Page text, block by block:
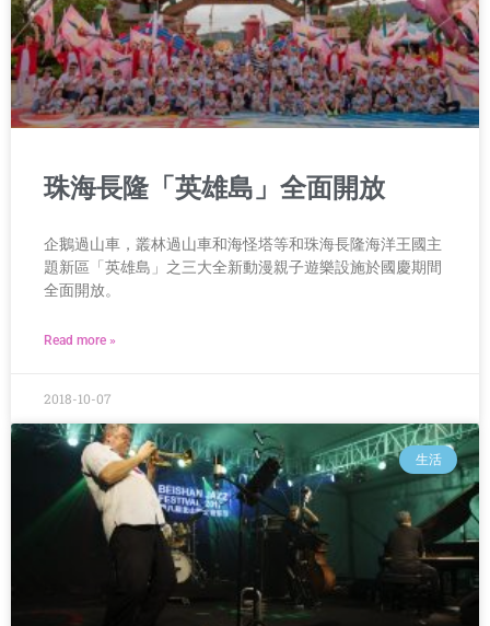
珠海長隆「英雄島」全面開放
企鵝過山車，叢林過山車和海怪塔等和珠海長隆海洋王國主
題新區「英雄島」之三大全新動漫親子遊樂設施於國慶期間
全面開放。
Read more »
2018-10-07
生活